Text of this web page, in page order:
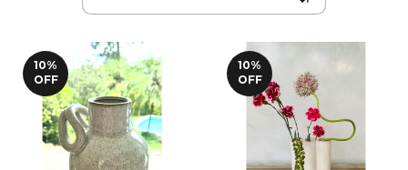
10%
OFF
10%
OFF